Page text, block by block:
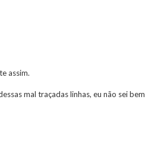
assim.
mal traçadas linhas, eu não sei bem